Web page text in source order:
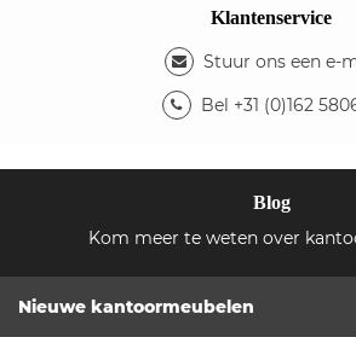
Klantenservice
Stuur ons een e-
Bel +31 (0)162
Blog
Kom meer te weten over
Nieuwe kantoormeubelen